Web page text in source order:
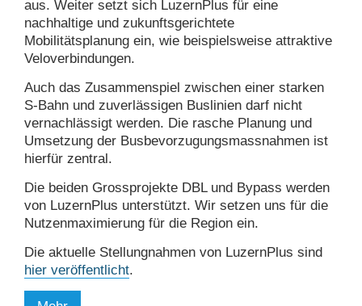
aus. Weiter setzt sich LuzernPlus für eine
nachhaltige und zukunftsgerichtete
Mobilitätsplanung ein, wie beispielsweise attraktive
Veloverbindungen.
Auch das Zusammenspiel zwischen einer starken
S-Bahn und zuverlässigen Buslinien darf nicht
vernachlässigt werden. Die rasche Planung und
Umsetzung der Busbevorzugungsmassnahmen ist
hierfür zentral.
Die beiden Grossprojekte DBL und Bypass werden
von LuzernPlus unterstützt. Wir setzen uns für die
Nutzenmaximierung für die Region ein.
Die aktuelle Stellungnahmen von LuzernPlus sind
hier veröffentlicht.